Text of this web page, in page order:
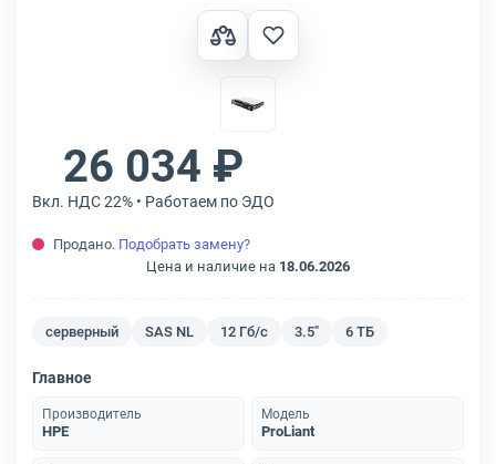
26 034 ₽
Вкл. НДС 22% • Работаем по ЭДО
Продано. Подобрать замену?
Цена и наличие на 18.06.2026
серверный SAS NL 12 Гб/с 3.5" 6 ТБ
Главное
Производитель
HPE
Модель
ProLiant